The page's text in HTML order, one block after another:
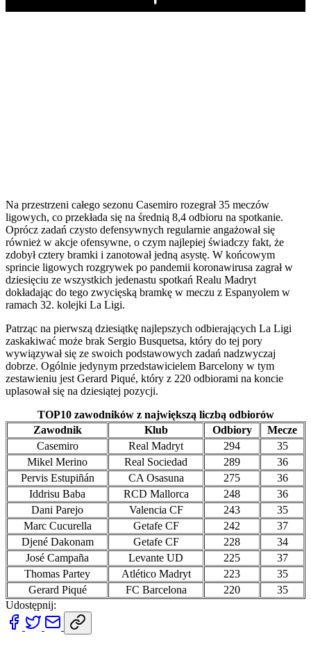
Play
Na przestrzeni całego sezonu Casemiro rozegrał 35 meczów
ligowych, co przekłada się na średnią 8,4 odbioru na spotkanie.
Oprócz zadań czysto defensywnych regularnie angażował się
również w akcje ofensywne, o czym najlepiej świadczy fakt, że
zdobył cztery bramki i zanotował jedną asystę. W końcowym
sprincie ligowych rozgrywek po pandemii koronawirusa zagrał w
dziesięciu ze wszystkich jedenastu spotkań Realu Madryt
dokładając do tego zwycięską bramkę w meczu z Espanyolem w
ramach 32. kolejki La Ligi.
Patrząc na pierwszą dziesiątkę najlepszych odbierających La Ligi
zaskakiwać może brak Sergio Busquetsa, który do tej pory
wywiązywał się ze swoich podstawowych zadań nadzwyczaj
dobrze. Ogólnie jedynym przedstawicielem Barcelony w tym
zestawieniu jest Gerard Piqué, który z 220 odbiorami na koncie
uplasował się na dziesiątej pozycji.
TOP10 zawodników z największą liczbą odbiorów
Zawodnik
Klub Odbiory
Mecze
Casemiro
Real Madryt 294
35
Mikel Merino
Real Sociedad 289
36
Pervis Estupiñán
CA Osasuna 275
36
Iddrisu Baba
RCD Mallorca 248
36
Dani Parejo
Valencia CF 243
35
Marc Cucurella
Getafe CF 242
37
Djené Dakonam
Getafe CF 228
34
José Campaña
Levante UD 225
37
Thomas Partey
Atlético Madryt 223
35
Gerard Piqué
FC Barcelona 220
35
Udostępnij: